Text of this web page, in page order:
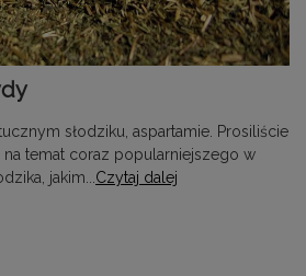
słodziku, aspartamie. Prosiliście
temat coraz popularniejszego w
jakim...Czytaj dalej